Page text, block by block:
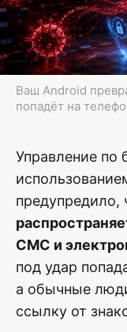
Ваш Android
попадёт на
Управление по
предупредило,
СМС и
под удар
а обычные
ссылку от